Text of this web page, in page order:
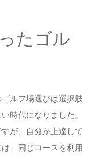
たゴル
ルフ場選びは選択肢
時代になりました。
が、自分が上達して
、同じコースを利用